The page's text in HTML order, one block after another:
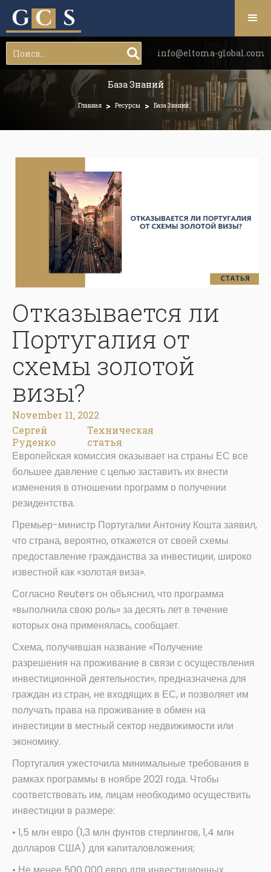
info@eltoma-global.com
База Знаний
Главная > Ресурсы > База Знаний
Отказывается ли
Португалия от
схемы золотой
визы?
November 11, 2022
Сергей
Руденко
Техническая
статья
Европейская комиссия оказывает на страны ЕС все
большее давление с целью заставить их внести
изменения в отношении программ о получении
резидентства.
Премьер-министр Португалии Антониу Кошта заявил,
что страна, вероятно, откажется от своей схемы
предоставление гражданства за инвестиции, широко
известной как «золотая виза».
Согласно Reuters он объяснил, что программа
«выполнила свою роль» за десять лет в течение
которых она применялась, сообщает.
Схема, получившая название «Получение
разрешения на проживание в связи с осуществления
инвестиционной деятельности», предназначена для
граждан из стран, не входящих в ЕС, и позволяет им
получать права на проживание в обмен на
инвестиции в местный сектор недвижимости или
экономику.
Португалия ужесточила минимальные требования в
рамках программы в ноябре 2021 года. Чтобы
соответствовать им, лицам необходимо осуществить
инвестиции в размере:
• 1,5 млн евро (1,3 млн фунтов стерлингов, 1,4 млн
долларов США) для капиталовложения;